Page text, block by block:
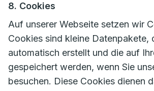
8. Cookies
Auf unserer Webseite setzen wir
Cookies sind kleine Datenpakete,
automatisch erstellt und die auf
gespeichert werden, wenn Sie
besuchen. Diese Cookies dienen